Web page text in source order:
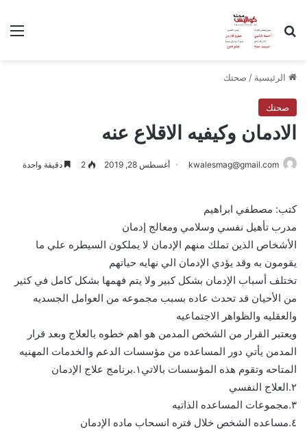
بحث عن
الرئيسية / صحتك
صحتك
الادمان وكيفيه الاقلاع عنه
kwalesmag@gmail.com أغسطس 28, 2019 2 دقيقة واحدة
كتب: مصطفي ابراهيم
مدرب تأهيل نفسي وسلامي ومعالج إدمان
الأشخاص الذين تملك منهم الإدمان لا يملكون السيطره علي ما
يقومون به وقد يؤدي الإدمان الي نهايه حياتهم
تختلف أسباب الإدمان بشكل كبير ولا يتم فهمها بشكل كامل في كثير
من الأحيان قد تحدث عاده بسبب مجموعه من العوامل الجسديه
والعقليه والظواهر الاجتماعيه
ويعتبر القرار من الشخص المدمن هو اهم خطوه بالعلاج وبعد قرار
المدمن يأتي دور المساعده من مؤسسات الدعم والخدمات المهنيه
المتاحه وتقوم هذه المؤسسات بالاتي١.برنامج علاج الإدمان
٢.العلاج النفسي
٣.مجموعات المساعده الذاتيه
٤.مساعده الشخص خلال فتره انسحاب ماده الإدمان